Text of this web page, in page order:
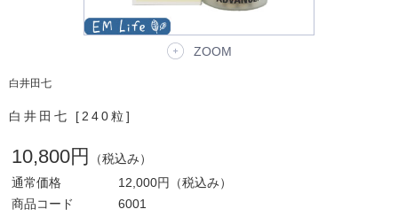
ZOOM
白井田七
白井田七 [240粒]
10,800円
（税込み）
通常価格
12,000円
（税込み）
商品コード
6001